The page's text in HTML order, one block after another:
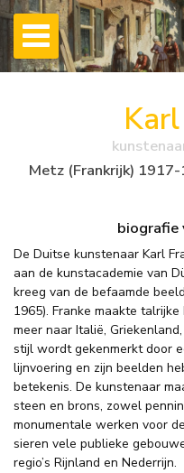
Metz (Frankrijk)
biografie
De Duitse kunstenaar Karl
aan de kunstacademie van
kreeg van de befaamde
1965). Franke maakte
meer naar Italië,
stijl wordt gekenmerkt door
lijnvoering en zijn beelden
betekenis. De kunstenaar
steen en brons, zowel
monumentale werken voor
sieren vele publieke
regio’s Rijnland en Nederrijn.